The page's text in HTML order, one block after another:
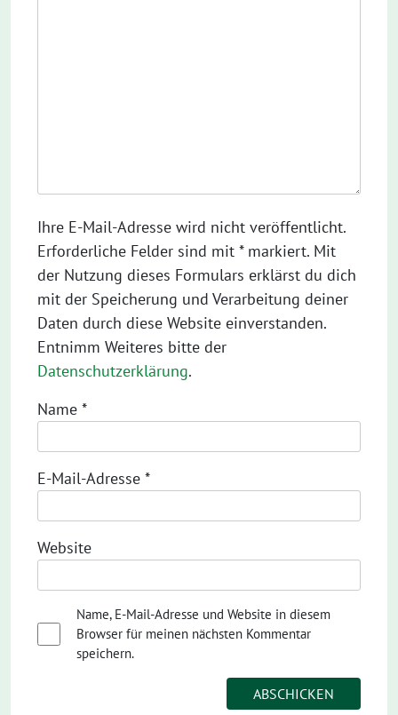
Ihre E-Mail-Adresse wird nicht veröffentlicht.
Erforderliche Felder sind mit * markiert. Mit
der Nutzung dieses Formulars erklärst du dich
mit der Speicherung und Verarbeitung deiner
Daten durch diese Website einverstanden.
Entnimm Weiteres bitte der
Datenschutzerklärung.
Name *
E-Mail-Adresse *
Website
Name, E-Mail-Adresse und Website in diesem
Browser für meinen nächsten Kommentar
speichern.